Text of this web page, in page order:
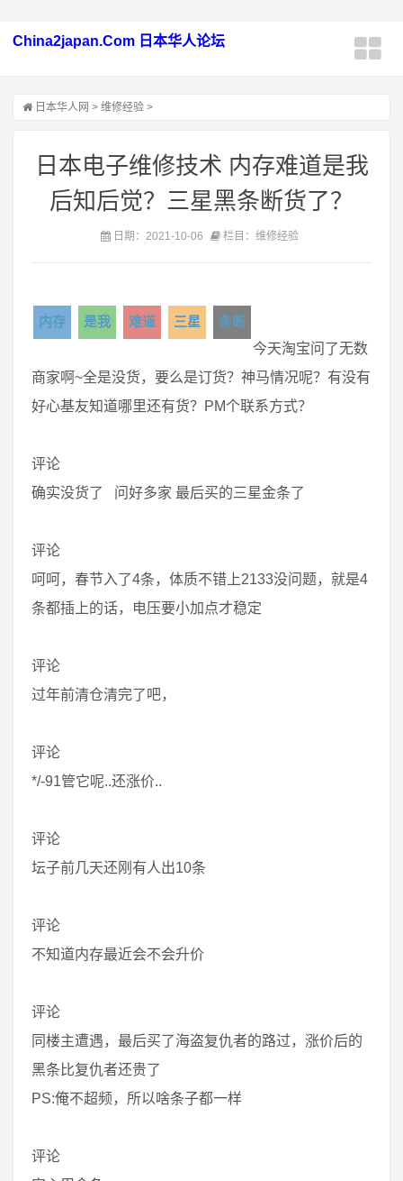
China2japan.Com 日本华人论坛
日本华人网 > 维修经验 >
日本电子维修技术 内存难道是我
后知后觉？三星黑条断货了？
日期：2021-10-06 栏目：维修经验
内存 是我 难道 三星
条断
今天淘宝问了无数
商家啊~全是没货，要么是订货？神马情况呢？有没有
好心基友知道哪里还有货？PM个联系方式？
评论
确实没货了 问好多家 最后买的三星金条了
评论
呵呵，春节入了4条，体质不错上2133没问题，就是4
条都插上的话，电压要小加点才稳定
评论
过年前清仓清完了吧，
评论
*/-91管它呢..还涨价..
评论
坛子前几天还刚有人出10条
评论
不知道内存最近会不会升价
评论
同楼主遭遇，最后买了海盗复仇者的路过，涨价后的
黑条比复仇者还贵了
PS:俺不超频，所以啥条子都一样
评论